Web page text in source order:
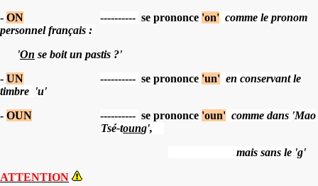
- ON ---------- se prononce 'on' comme le pronom
personnel français :
'On se boit un pastis ?'
- UN ---------- se prononce 'un' en conservant le
timbre 'u'
- OUN ---------- se prononce 'oun' comme dans 'Mao
Tsé-toung',
mais sans le 'g'
ATTENTION